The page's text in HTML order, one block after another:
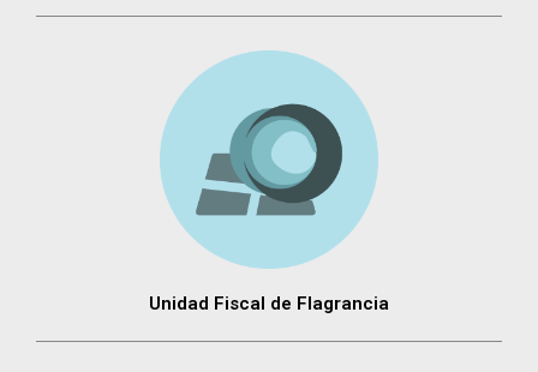
Unidad Fiscal de Flagrancia